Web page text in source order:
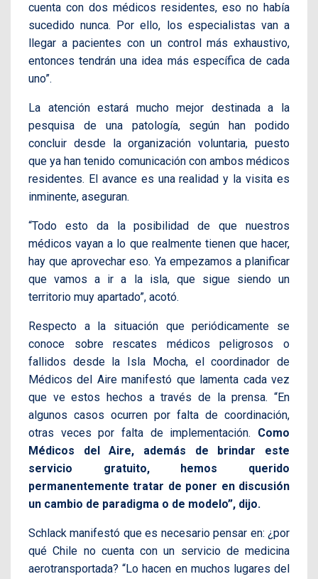
cuenta con dos médicos residentes, eso no había
sucedido nunca. Por ello, los especialistas van a
llegar a pacientes con un control más exhaustivo,
entonces tendrán una idea más específica de cada
uno”.
La atención estará mucho mejor destinada a la
pesquisa de una patología, según han podido
concluir desde la organización voluntaria, puesto
que ya han tenido comunicación con ambos médicos
residentes. El avance es una realidad y la visita es
inminente, aseguran.
“Todo esto da la posibilidad de que nuestros
médicos vayan a lo que realmente tienen que hacer,
hay que aprovechar eso. Ya empezamos a planificar
que vamos a ir a la isla, que sigue siendo un
territorio muy apartado”, acotó.
Respecto a la situación que periódicamente se
conoce sobre rescates médicos peligrosos o
fallidos desde la Isla Mocha, el coordinador de
Médicos del Aire manifestó que lamenta cada vez
que ve estos hechos a través de la prensa. “En
algunos casos ocurren por falta de coordinación,
otras veces por falta de implementación. Como
Médicos del Aire, además de brindar este
servicio gratuito, hemos querido
permanentemente tratar de poner en discusión
un cambio de paradigma o de modelo”, dijo.
Schlack manifestó que es necesario pensar en: ¿por
qué Chile no cuenta con un servicio de medicina
aerotransportada? “Lo hacen en muchos lugares del